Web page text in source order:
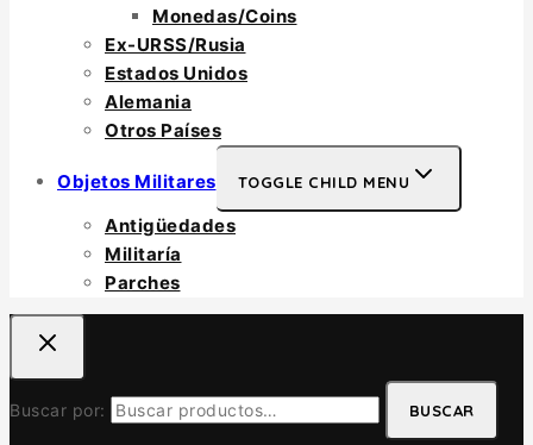
Monedas/Coins
Ex-URSS/Rusia
Estados Unidos
Alemania
Otros Países
Objetos Militares TOGGLE CHILD MENU
Antigüedades
Militaría
Parches
Buscar por: BUSCAR